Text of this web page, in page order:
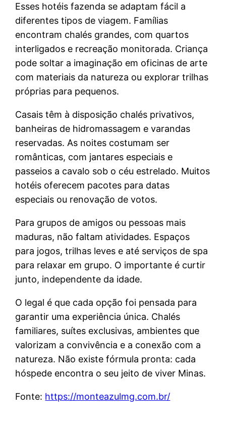
Esses hotéis fazenda se adaptam fácil a
diferentes tipos de viagem. Famílias
encontram chalés grandes, com quartos
interligados e recreação monitorada. Criança
pode soltar a imaginação em oficinas de arte
com materiais da natureza ou explorar trilhas
próprias para pequenos.
Casais têm à disposição chalés privativos,
banheiras de hidromassagem e varandas
reservadas. As noites costumam ser
românticas, com jantares especiais e
passeios a cavalo sob o céu estrelado. Muitos
hotéis oferecem pacotes para datas
especiais ou renovação de votos.
Para grupos de amigos ou pessoas mais
maduras, não faltam atividades. Espaços
para jogos, trilhas leves e até serviços de spa
para relaxar em grupo. O importante é curtir
junto, independente da idade.
O legal é que cada opção foi pensada para
garantir uma experiência única. Chalés
familiares, suítes exclusivas, ambientes que
valorizam a convivência e a conexão com a
natureza. Não existe fórmula pronta: cada
hóspede encontra o seu jeito de viver Minas.
Fonte: https://monteazulmg.com.br/